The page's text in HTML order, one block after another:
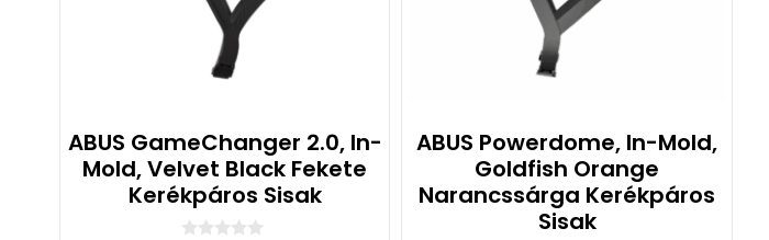
ABUS GameChanger 2.0, In-
Mold, Velvet Black Fekete
Kerékpáros Sisak
ABUS Powerdome, In-Mold,
Goldfish Orange
Narancssárga Kerékpáros
Sisak